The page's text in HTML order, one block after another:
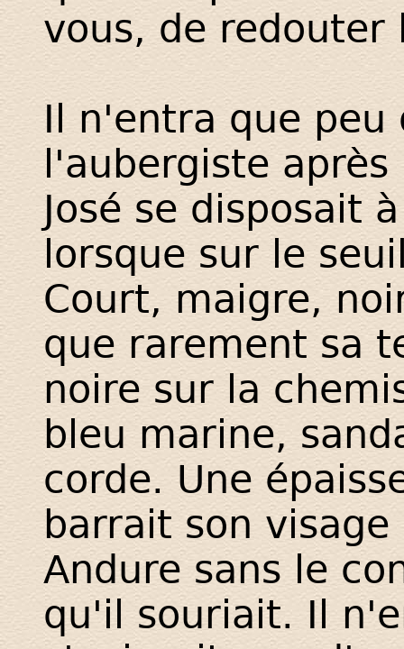
vous, de redouter
Il n'entra que peu
l'aubergiste
José se disposait
lorsque sur le
Court, maigre,
que rarement sa
noire sur la
bleu marine,
corde. Une
barrait son
Andure sans le
qu'il souriait. Il